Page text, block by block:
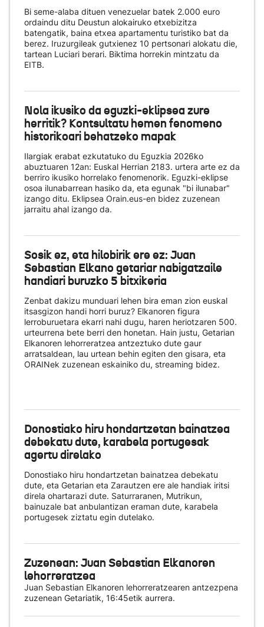
Bi seme-alaba dituen venezuelar batek 2.000 euro
ordaindu ditu Deustun alokairuko etxebizitza
batengatik, baina etxea apartamentu turistiko bat da
berez. Iruzurgileak gutxienez 10 pertsonari alokatu die,
tartean Luciari berari. Biktima horrekin mintzatu da
EITB.
Nola ikusiko da eguzki-eklipsea zure
herritik? Kontsultatu hemen fenomeno
historikoari behatzeko mapak
Ilargiak erabat ezkutatuko du Eguzkia 2026ko
abuztuaren 12an: Euskal Herrian 2183. urtera arte ez da
berriro ikusiko horrelako fenomenorik. Eguzki-eklipse
osoa ilunabarrean hasiko da, eta egunak "bi ilunabar"
izango ditu. Eklipsea Orain.eus-en bidez zuzenean
jarraitu ahal izango da.
Sosik ez, eta hilobirik ere ez: Juan
Sebastian Elkano getariar nabigatzaile
handiari buruzko 5 bitxikeria
Zenbat dakizu munduari lehen bira eman zion euskal
itsasgizon handi horri buruz? Elkanoren figura
lerroburuetara ekarri nahi dugu, haren heriotzaren 500.
urteurrena bete berri den honetan. Hain justu, Getarian
Elkanoren lehorreratzea antzeztuko dute gaur
arratsaldean, lau urtean behin egiten den gisara, eta
ORAINek zuzenean eskainiko du, streaming bidez.
Donostiako hiru hondartzetan bainatzea
debekatu dute, karabela portugesak
agertu direlako
Donostiako hiru hondartzetan bainatzea debekatu
dute, eta Getarian eta Zarautzen ere ale handiak iritsi
direla ohartarazi dute. Saturraranen, Mutrikun,
bainuzale bat anbulantizan eraman dute, karabela
portugesek ziztatu egin dutelako.
Zuzenean: Juan Sebastian Elkanoren
lehorreratzea
Juan Sebastian Elkanoren lehorreratzearen antzezpena
zuzenean Getariatik, 16:45etik aurrera.